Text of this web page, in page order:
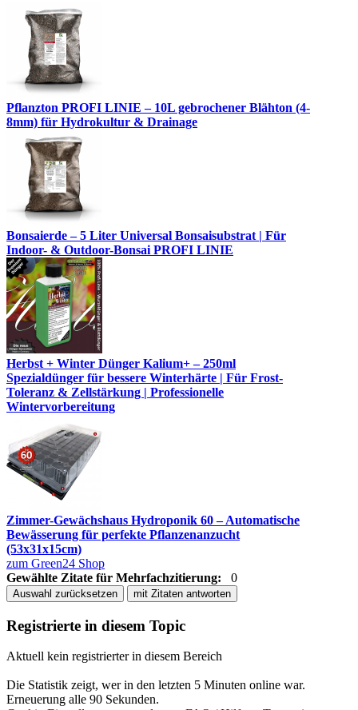
Pflanzton PROFI LINIE – 10L gebrochener Blähton (4-
8mm) für Hydrokultur & Drainage
Bonsaierde – 5 Liter Universal Bonsaisubstrat | Für
Indoor- & Outdoor-Bonsai PROFI LINIE
Herbst + Winter Dünger Kalium+ – 250ml
Spezialdünger für bessere Winterhärte | Für Frost-
Toleranz & Zellstärkung | Professionelle
Wintervorbereitung
Zimmer-Gewächshaus Hydroponik 60 – Automatische
Bewässerung für perfekte Pflanzenanzucht
(53x31x15cm)
zum Green24 Shop
Gewählte Zitate für Mehrfachzitierung:
0
Auswahl zurücksetzen mit Zitaten antworten
Registrierte in diesem Topic
Aktuell kein registrierter in diesem Bereich
Die Statistik zeigt, wer in den letzten 5 Minuten online war.
Erneuerung alle 90 Sekunden.